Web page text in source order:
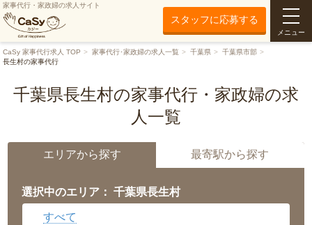
家事代行・家政婦の求人サイト
スタッフに応募する
メニュー
CaSy 家事代行求人 TOP 家事代行･家政婦の求人一覧 千葉県
千葉県市部
長生村の家事代行
千葉県長生村の家事代行・家政婦の求
人一覧
エリアから探す 最寄駅から探す
選択中のエリア： 千葉県長生村
すべて